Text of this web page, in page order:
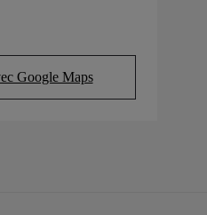
Google Maps
in new tab)